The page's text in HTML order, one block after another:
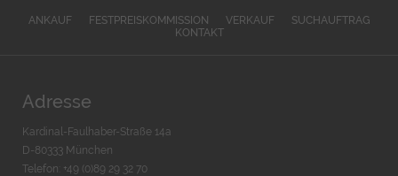
ANKAUF FESTPREISKOMMISSION VERKAUF
SUCHAUFTRAG
KONTAKT
Adresse
Kardinal-Faulhaber-Straße 14a
D-80333 München
Telefon: +49 (0)89 29 32 70